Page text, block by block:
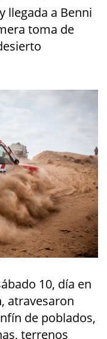
llegada a Benni
toma de
10, día en
atravesaron
de poblados,
terrenos